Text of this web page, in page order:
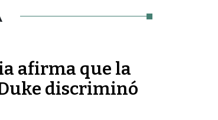
afirma que la
discriminó